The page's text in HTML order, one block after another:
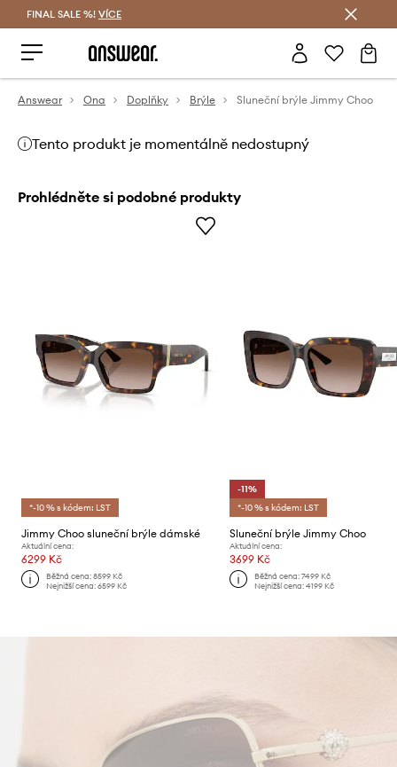
FINAL SALE %! VÍCE
Answear Ona Doplňky Brýle Sluneční brýle Jimmy Choo
Tento produkt je momentálně nedostupný
Prohlédněte si podobné produkty
*-10 % s kódem: LST
Jimmy Choo sluneční brýle dámské
Aktuální cena:
6299 Kč
Běžná cena:8599 Kč
Nejnižší cena:6599 Kč
-11%
*-10 % s kódem: LST
Sluneční brýle Jimmy Choo
Aktuální cena:
3699 Kč
Běžná cena: 7499 Kč
Nejnižší cena: 4199 Kč